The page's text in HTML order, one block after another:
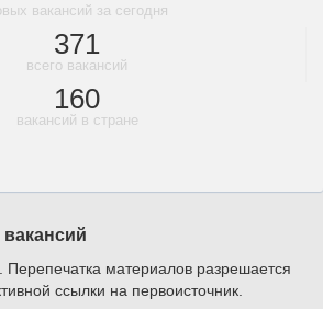
вакансий за сегодня
371
всего вакансий
160
вакансий в стране
материалов разрешается
ссылки на первоисточник.